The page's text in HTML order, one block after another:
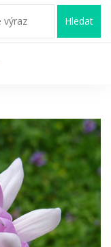
Hledat